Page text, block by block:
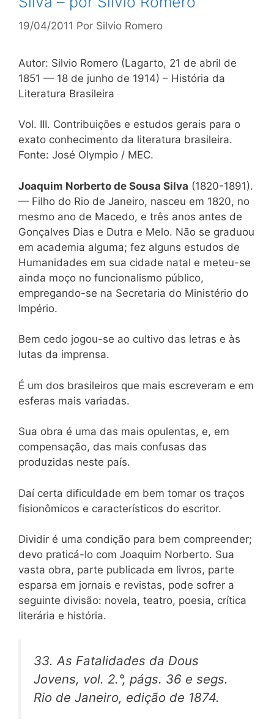
19/04/2011 Por Silvio Romero
Autor: Silvio Romero (Lagarto, 21 de abril de
1851 — 18 de junho de 1914) – História da
Literatura Brasileira
Vol. III. Contribuições e estudos gerais para o
exato conhecimento da literatura brasileira.
Fonte: José Olympio / MEC.
Joaquim Norberto de Sousa Silva (1820-1891).
— Filho do Rio de Janeiro, nasceu em 1820, no
mesmo ano de Macedo, e três anos antes de
Gonçalves Dias e Dutra e Melo. Não se graduou
em academia alguma; fez alguns estudos de
Humanidades em sua cidade natal e meteu-se
ainda moço no funcionalismo público,
empregando-se na Secretaria do Ministério do
Império.
Bem cedo jogou-se ao cultivo das letras e às
lutas da imprensa.
É um dos brasileiros que mais escreveram e em
esferas mais variadas.
Sua obra é uma das mais opulentas, e, em
compensação, das mais confusas das
produzidas neste país.
Daí certa dificuldade em bem tomar os traços
fisionômicos e característicos do escritor.
Dividir é uma condição para bem compreender;
devo praticá-lo com Joaquim Norberto. Sua
vasta obra, parte publicada em livros, parte
esparsa em jornais e revistas, pode sofrer a
seguinte divisão: novela, teatro, poesia, crítica
literária e história.
33. As Fatalidades da Dous
Jovens, vol. 2.°, págs. 36 e segs.
Rio de Janeiro, edição de 1874.